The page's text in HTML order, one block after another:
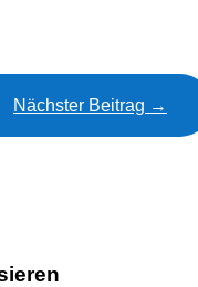
Nächster Beitrag →